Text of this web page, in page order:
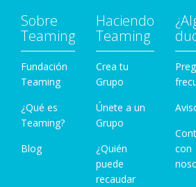
Sobre
Teaming
Fundación
Teaming
¿Qué es
Teaming?
Blog
Haciendo
Teaming
Crea tu
Grupo
Únete a un
Grupo
¿Quién
puede
recaudar
con